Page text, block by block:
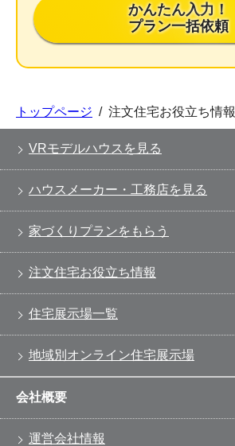
かんたん入力！
プラン一括依頼
トップページ / 注文住宅お役立ち情報
VRモデルハウスを見る
ハウスメーカー・工務店を見る
家づくりプランをもらう
注文住宅お役立ち情報
住宅展示場一覧
地域別オンライン住宅展示場
会社概要
運営会社情報